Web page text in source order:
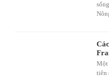
Một
tiên